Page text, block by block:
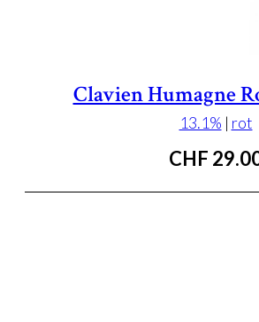
Clavien Humagne
13.1% | rot
CHF